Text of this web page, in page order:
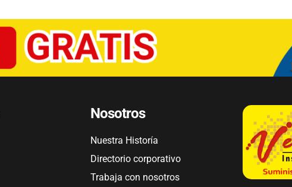
Nosotros
Nuestra Historía
Directorio corporativo
Trabaja con nosotros